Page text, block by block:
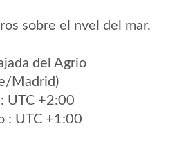
sobre el nvel del mar.
del Agrio
Madrid)
UTC +2:00
: UTC +1:00